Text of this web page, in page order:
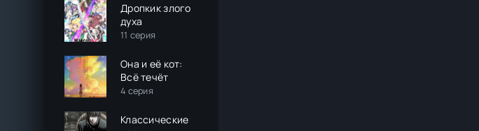
Дропкик злого
духа
11 серия
Она и её кот:
Всё течёт
4 серия
Классические